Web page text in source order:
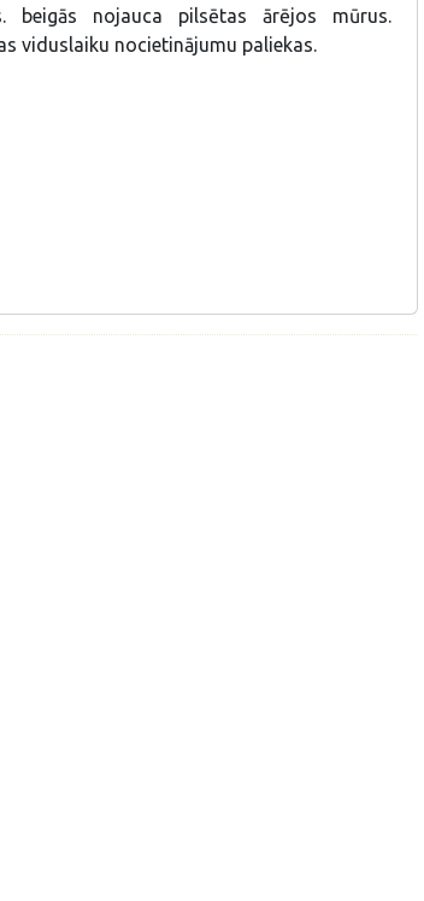
beigās nojauca pilsētas ārējos mūrus.
viduslaiku nocietinājumu paliekas.